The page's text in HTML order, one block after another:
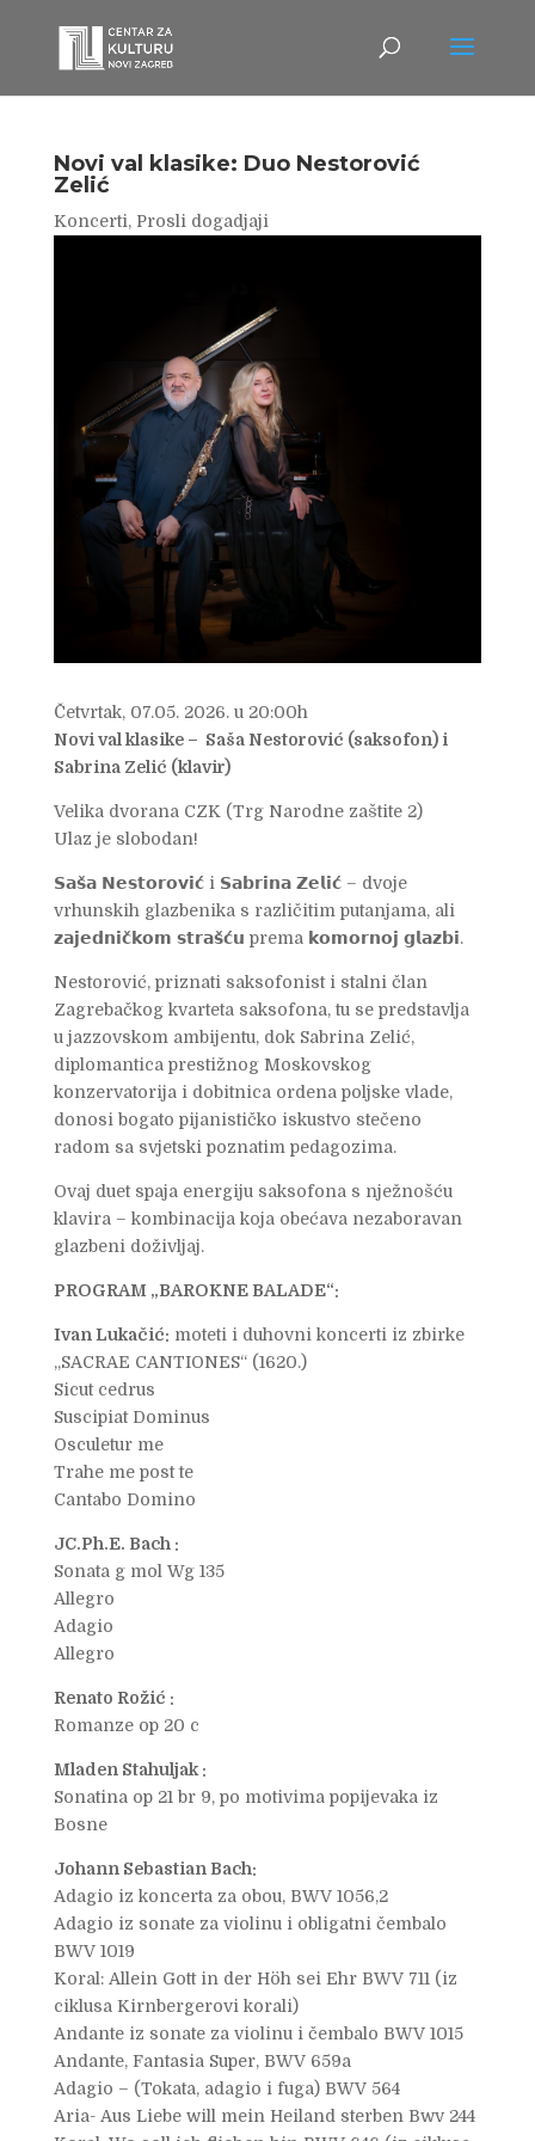
Novi val klasike: Duo Nestorović
Zelić
Koncerti, Prosli dogadjaji
Četvrtak, 07.05. 2026. u 20:00h
Novi val klasike – Saša Nestorović (saksofon) i
Sabrina Zelić (klavir)
Velika dvorana CZK (Trg Narodne zaštite 2)
Ulaz je slobodan!
𝗦𝗮𝘀̌𝗮 𝗡𝗲𝘀𝘁𝗼𝗿𝗼𝘃𝗶𝗰́ i 𝗦𝗮𝗯𝗿𝗶𝗻𝗮 𝗭𝗲𝗹𝗶𝗰́ – dvoje
vrhunskih glazbenika s različitim putanjama, ali
𝘇𝗮𝗷𝗲𝗱𝗻𝗶𝗰̌𝗸𝗼𝗺 𝘀𝘁𝗿𝗮𝘀̌𝗰́𝘂 prema 𝗸𝗼𝗺𝗼𝗿𝗻𝗼𝗷 𝗴𝗹𝗮𝘇𝗯𝗶.
Nestorović, priznati saksofonist i stalni član
Zagrebačkog kvarteta saksofona, tu se predstavlja
u jazzovskom ambijentu, dok Sabrina Zelić,
diplomantica prestižnog Moskovskog
konzervatorija i dobitnica ordena poljske vlade,
donosi bogato pijanističko iskustvo stečeno
radom sa svjetski poznatim pedagozima.
Ovaj duet spaja energiju saksofona s nježnošću
klavira – kombinacija koja obećava nezaboravan
glazbeni doživljaj.
PROGRAM „BAROKNE BALADE“:
Ivan Lukačić: moteti i duhovni koncerti iz zbirke
„SACRAE CANTIONES“ (1620.)
Sicut cedrus
Suscipiat Dominus
Osculetur me
Trahe me post te
Cantabo Domino
JC.Ph.E. Bach :
Sonata g mol Wg 135
Allegro
Adagio
Allegro
Renato Rožić :
Romanze op 20 c
Mladen Stahuljak :
Sonatina op 21 br 9, po motivima popijevaka iz
Bosne
Johann Sebastian Bach:
Adagio iz koncerta za obou, BWV 1056,2
Adagio iz sonate za violinu i obligatni čembalo
BWV 1019
Koral: Allein Gott in der Höh sei Ehr BWV 711 (iz
ciklusa Kirnbergerovi korali)
Andante iz sonate za violinu i čembalo BWV 1015
Andante, Fantasia Super, BWV 659a
Adagio – (Tokata, adagio i fuga) BWV 564
Aria- Aus Liebe will mein Heiland sterben Bwv 244